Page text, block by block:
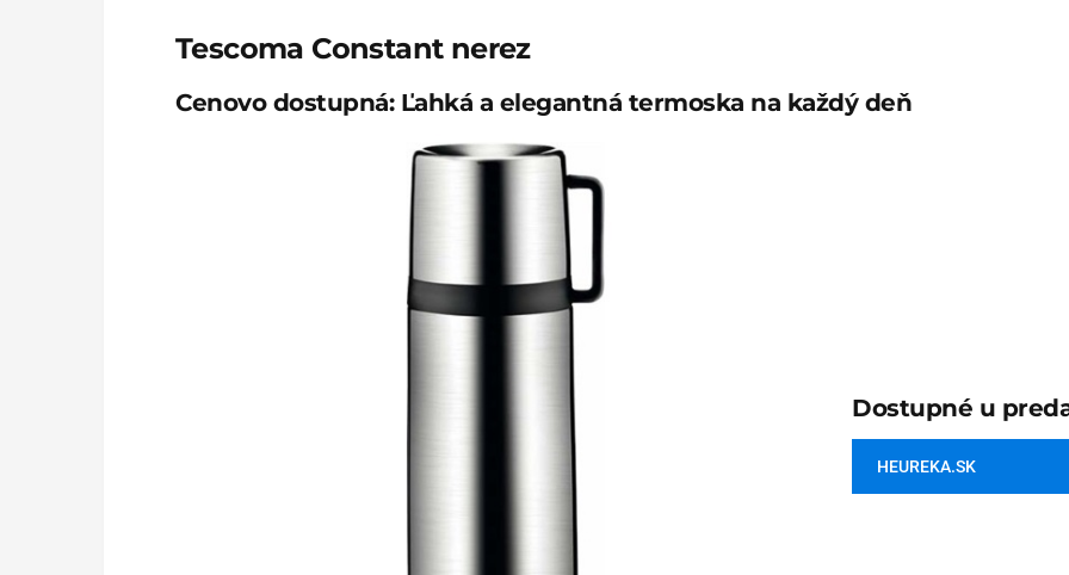
Tescoma Constant nerez
Cenovo dostupná: Ľahká a elegantná termoska na každý deň
Dostupné u
HEUREKA.SK